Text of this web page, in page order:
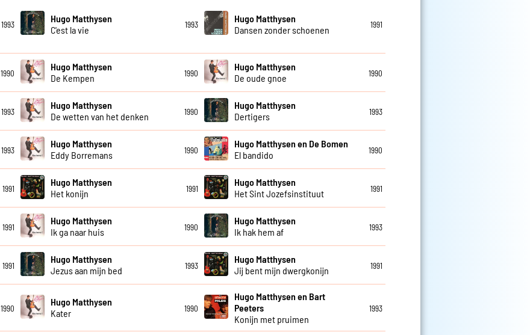
1993
Hugo Matthysen
C'est la vie
1993
Hugo Matthysen
Dansen zonder schoenen
1991
1990
Hugo Matthysen
De Kempen
1990
Hugo Matthysen
De oude gnoe
1990
1993
Hugo Matthysen
De wetten van het denken
1990
Hugo Matthysen
Dertigers
1993
1993
Hugo Matthysen
Eddy Borremans
1990
Hugo Matthysen en De Bomen
El bandido
1990
1991
Hugo Matthysen
Het konijn
1991
Hugo Matthysen
Het Sint Jozefsinstituut
1991
1991
Hugo Matthysen
Ik ga naar huis
1990
Hugo Matthysen
Ik hak hem af
1993
1991
Hugo Matthysen
Jezus aan mijn bed
1993
Hugo Matthysen
Jij bent mijn dwergkonijn
1991
1990
Hugo Matthysen
Kater
1990
Hugo Matthysen en Bart
Peeters
Konijn met pruimen
1993